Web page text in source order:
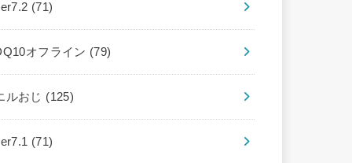
(71)
オフライン (79)
ルおじ (125)
(71)